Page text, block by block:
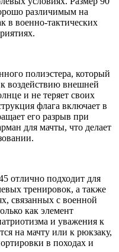
различимым на
в военно-тактических
полиэстера, который
воздействию внешней
и не теряет своих
флага включает в
его разрыв при
для мачты, что делает
отлично подходит для
тренировок, а также
связанных с военной
как элемент
и уважения к
на мачту или к рюкзаку,
в походах и